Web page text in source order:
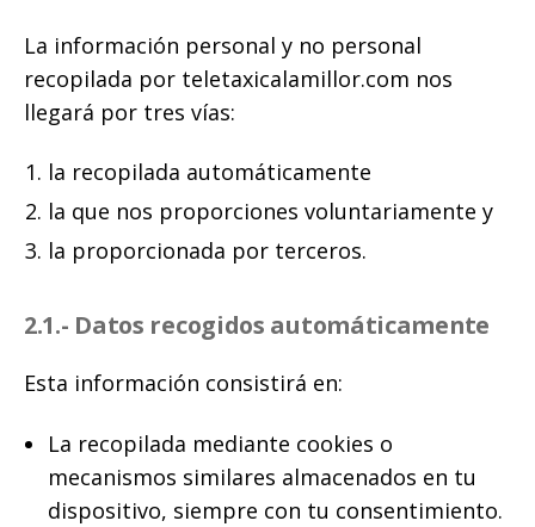
La información personal y no personal
recopilada por teletaxicalamillor.com nos
llegará por tres vías:
la recopilada automáticamente
la que nos proporciones voluntariamente y
la proporcionada por terceros.
2.1.- Datos recogidos automáticamente
Esta información consistirá en:
La recopilada mediante cookies o
mecanismos similares almacenados en tu
dispositivo, siempre con tu consentimiento.